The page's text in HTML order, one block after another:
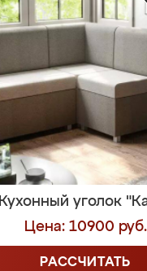
Кухонный уголок
Цена: 10900 руб.
РАССЧИТАТЬ